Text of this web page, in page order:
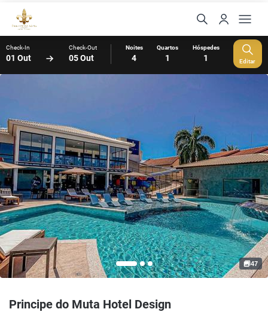
Check-In
01 Out
Check-Out
05 Out
Noites
4
Quartos
1
Hóspedes
1 Editar
Principe do Muta Hotel Design
47